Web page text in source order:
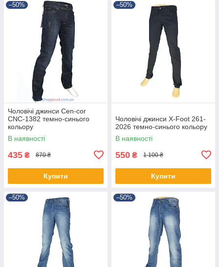
–50%
Чоловічі джинси Cen-cor
CNC-1382 темно-синього
кольору
В наявності
435 ₴ 870 ₴
Купити
–50%
Чоловічі джинси X-Foot 261-
2026 темно-синього кольору
В наявності
550 ₴ 1 100 ₴
Купити
–50% –50%